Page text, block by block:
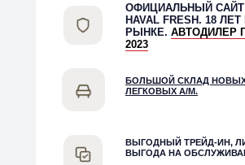
ОФИЦИАЛЬНЫЙ САЙТ
HAVAL FRESH. 18 ЛЕТ
РЫНКЕ. АВТОДИЛЕР
2023
БОЛЬШОЙ СКЛАД
ЛЕГКОВЫХ А/М.
ВЫГОДНЫЙ ТРЕЙД-ИН,
ВЫГОДА НА